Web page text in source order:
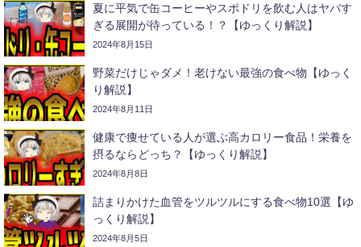
夏に平気で缶コーヒーやスポドリを飲む人はヤバす
ぎる展開が待っている！？【ゆっくり解説】
2024年8月15日
野菜だけじゃダメ！老けない最強の食べ物【ゆっく
り解説】
2024年8月11日
健康で痩せている人が選ぶ高カロリー食品！栄養を
摂るならどっち？【ゆっくり解説】
2024年8月8日
詰まりかけた血管をツルツルにする食べ物10選【ゆ
っくり解説】
2024年8月5日